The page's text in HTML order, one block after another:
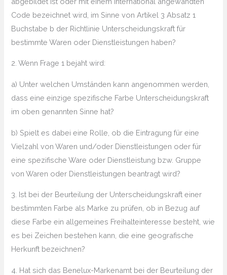
Code bezeichnet wird, im Sinne von Artikel 3 Absatz 1
Buchstabe b der Richtlinie Unterscheidungskraft für
bestimmte Waren oder Dienstleistungen haben?
2. Wenn Frage 1 bejaht wird:
a) Unter welchen Umständen kann angenommen werden,
dass eine einzige spezifische Farbe Unterscheidungskraft
im oben genannten Sinne hat?
b) Spielt es dabei eine Rolle, ob die Eintragung für eine
Vielzahl von Waren und/oder Dienstleistungen oder für
eine spezifische Ware oder Dienstleistung bzw. Gruppe
von Waren oder Dienstleistungen beantragt wird?
3. Ist bei der Beurteilung der Unterscheidungskraft einer
bestimmten Farbe als Marke zu prüfen, ob in Bezug auf
diese Farbe ein allgemeines Freihalteinteresse besteht, wie
es bei Zeichen bestehen kann, die eine geografische
Herkunft bezeichnen?
4. Hat sich das Benelux-Markenamt bei der Beurteilung der